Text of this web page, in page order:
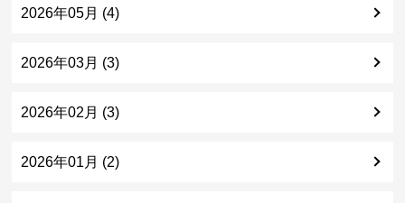
2026年05月 (4)
2026年03月 (3)
2026年02月 (3)
2026年01月 (2)